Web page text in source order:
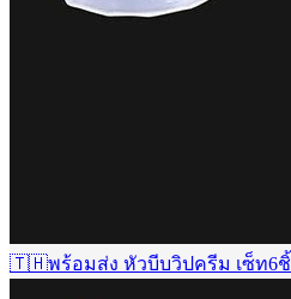
🇹🇭พร้อมส่ง หัวบีบวิปครีม เซ็ท